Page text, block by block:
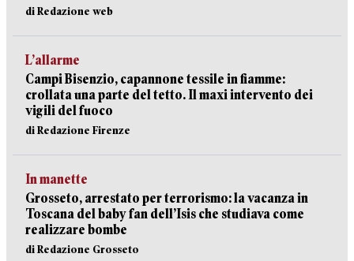
di Redazione web
L’allarme
Campi Bisenzio, capannone tessile in fiamme:
crollata una parte del tetto. Il maxi intervento dei
vigili del fuoco
di Redazione Firenze
In manette
Grosseto, arrestato per terrorismo: la vacanza in
Toscana del baby fan dell’Isis che studiava come
realizzare bombe
di Redazione Grosseto